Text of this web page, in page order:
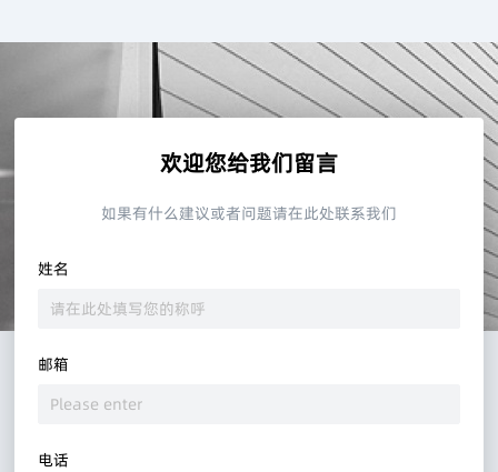
欢迎您给我们留言
如果有什么建议或者问题请在此处联系我们
姓名
邮箱
电话